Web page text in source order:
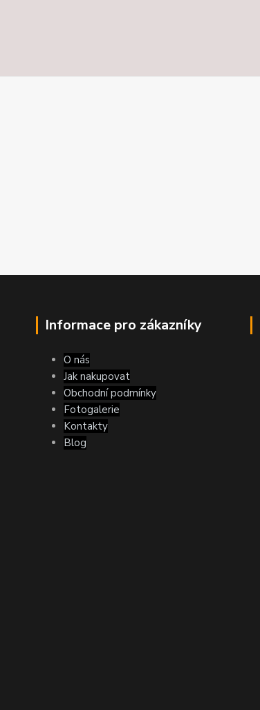
Informace pro zákazníky
O nás
Jak nakupovat
Obchodní podmínky
Fotogalerie
Kontakty
Blog